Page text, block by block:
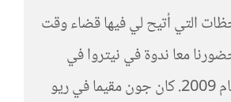
التي أتيح لي فيها قضاء وقت
معا ندوة في نيتروا في
البرازيل في العام 2009. كان جون مقيما في ريو